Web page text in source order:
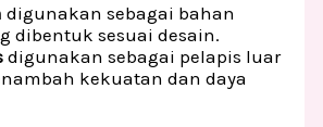
digunakan sebagai bahan
dibentuk sesuai desain.
digunakan sebagai pelapis luar
kekuatan dan daya